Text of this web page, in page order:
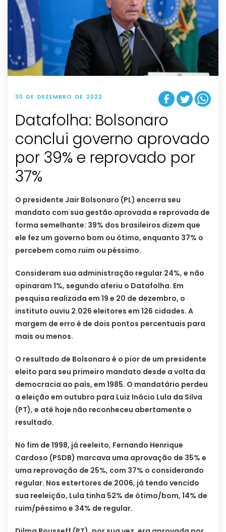
30 DE DEZEMBRO DE 2022
Datafolha: Bolsonaro
conclui governo aprovado
por 39% e reprovado por
37%
O presidente Jair Bolsonaro (PL) encerra seu
mandato com sua gestão aprovada e reprovada de
forma semelhante: 39% dos brasileiros dizem que
ele fez um governo bom ou ótimo, enquanto 37% o
percebem como ruim ou péssimo.
Consideram sua administração regular 24%, e não
opinaram 1%, segundo aferiu o Datafolha. Em
pesquisa realizada em 19 e 20 de dezembro, o
instituto ouviu 2.026 eleitores em 126 cidades. A
margem de erro é de dois pontos percentuais para
mais ou menos.
O resultado de Bolsonaro é o pior de um presidente
eleito para seu primeiro mandato desde a volta da
democracia ao país, em 1985. O mandatário perdeu
a eleição em outubro para Luiz Inácio Lula da Silva
(PT), e até hoje não reconheceu abertamente o
resultado.
No fim de 1998, já reeleito, Fernando Henrique
Cardoso (PSDB) marcava uma aprovação de 35% e
uma reprovação de 25%, com 37% o considerando
regular. Nos estertores de 2006, já tendo vencido
sua reeleição, Lula tinha 52% de ótimo/bom, 14% de
ruim/péssimo e 34% de regular.